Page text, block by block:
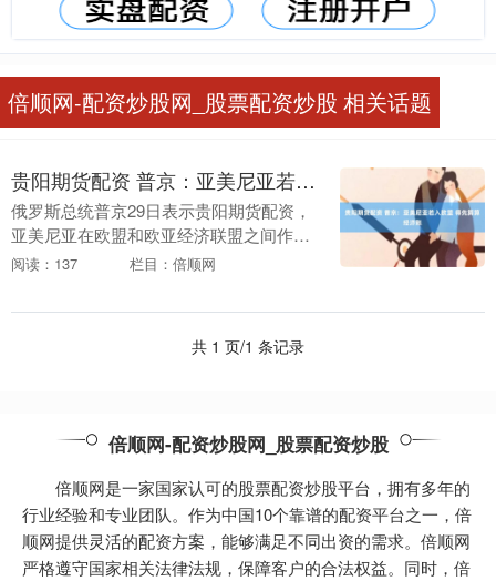
倍顺网-配资炒股网_股票配资炒股 相关话题
贵阳期货配资 普京：亚美尼亚若入欧盟 得先算算经济账
俄罗斯总统普京29日表示贵阳期货配资，
亚美尼亚在欧盟和欧亚经济联盟之间作选
择，纯粹是经济问题。如果放弃欧亚经济
惠待遇。 据克....
阅读：137 栏目：倍顺网
共 1 页/1 条记录
倍顺网-配资炒股网_股票配资炒股
倍顺网是一家国家认可的股票配资炒股平台，拥有多年的
行业经验和专业团队。作为中国10个靠谱的配资平台之一，倍
顺网提供灵活的配资方案，能够满足不同出资的需求。倍顺网
严格遵守国家相关法律法规，保障客户的合法权益。同时，倍